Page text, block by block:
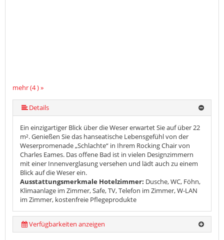
mehr (4 ) »
Details
Ein einzigartiger Blick über die Weser erwartet Sie auf über 22
m². Genießen Sie das hanseatische Lebensgefühl von der
Weserpromenade „Schlachte“ in Ihrem Rocking Chair von
Charles Eames. Das offene Bad ist in vielen Designzimmern
mit einer Innenverglasung versehen und lädt auch zu einem
Blick auf die Weser ein.
Ausstattungsmerkmale Hotelzimmer: Dusche, WC, Föhn,
Klimaanlage im Zimmer, Safe, TV, Telefon im Zimmer, W-LAN
im Zimmer, kostenfreie Pflegeprodukte
Verfügbarkeiten anzeigen